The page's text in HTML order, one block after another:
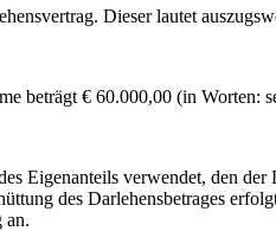
Dieser lautet
beträgt € 60.000,00 (in Worten:
Eigenanteils verwendet, den
des Darlehensbetrages
an.